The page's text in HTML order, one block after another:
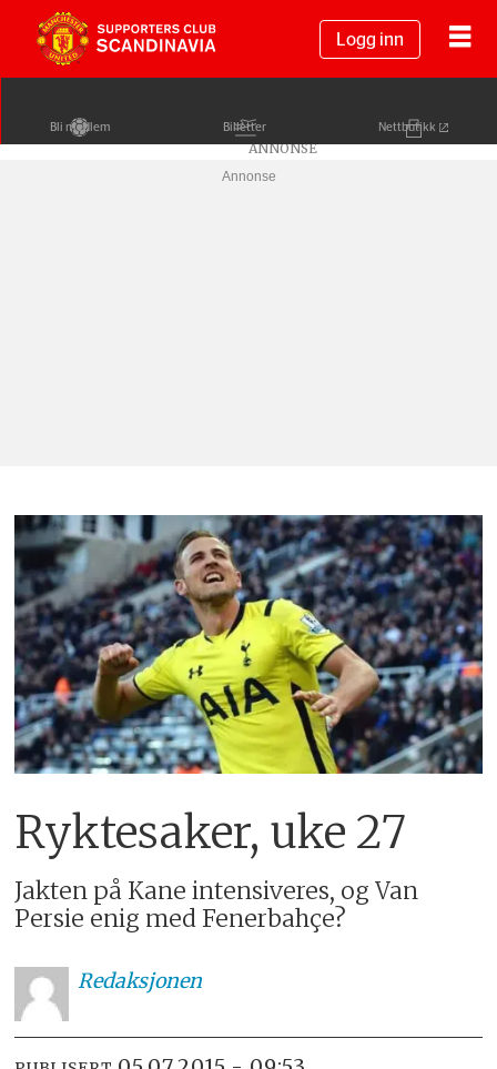
Logg inn
Bli medlem Billetter Nettbutikk
Annonse
Ryktesaker, uke 27
Jakten på Kane intensiveres, og Van
Persie enig med Fenerbahçe?
Redaksjonen